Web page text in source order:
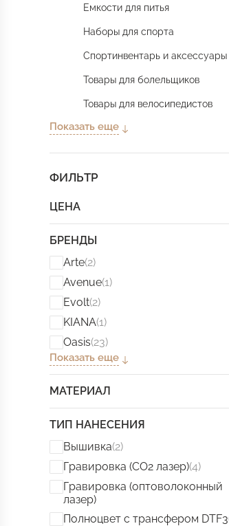
Емкости для питья
Наборы для спорта
Спортинвентарь и аксессуары
Товары для болельщиков
Товары для велосипедистов
Показать еще
ФИЛЬТР
ЦЕНА
БРЕНДЫ
Arte(2)
Avenue(1)
Evolt(2)
KIANA(1)
Oasis(23)
Показать еще
МАТЕРИАЛ
ТИП НАНЕСЕНИЯ
Вышивка(2)
Гравировка (CO2 лазер)(4)
Гравировка (оптоволоконный
лазер)
Полноцвет с трансфером DTF3